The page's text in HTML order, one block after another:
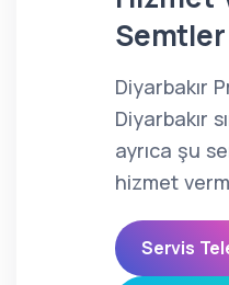
Semtler
Diyarbakır
Diyarbakır
ayrıca şu
hizmet
Servis